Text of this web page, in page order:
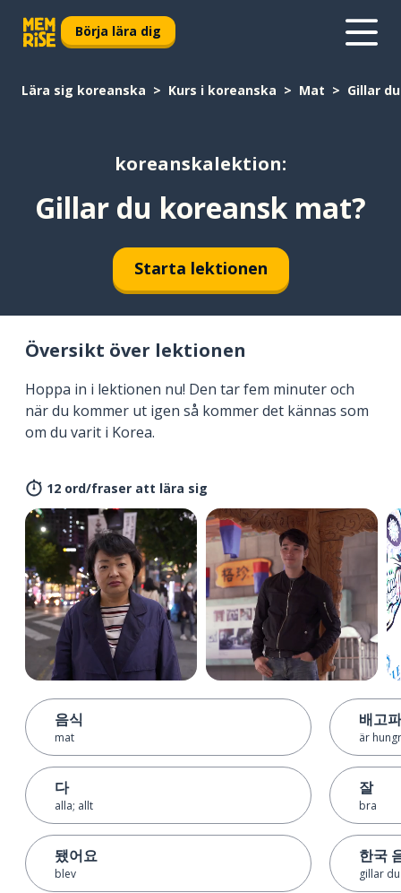
Börja lära dig
Lära sig koreanska Kurs i koreanska Mat Gillar
koreanskalektion:
Gillar du koreansk mat?
Starta lektionen
Översikt över lektionen
Hoppa in i lektionen nu! Den tar fem minuter och
när du kommer ut igen så kommer det kännas som
om du varit i Korea.
12 ord/fraser att lära sig
음식
mat
다
alla; allt
됐어요
blev
배고
är
잘
bra
한국
gillar